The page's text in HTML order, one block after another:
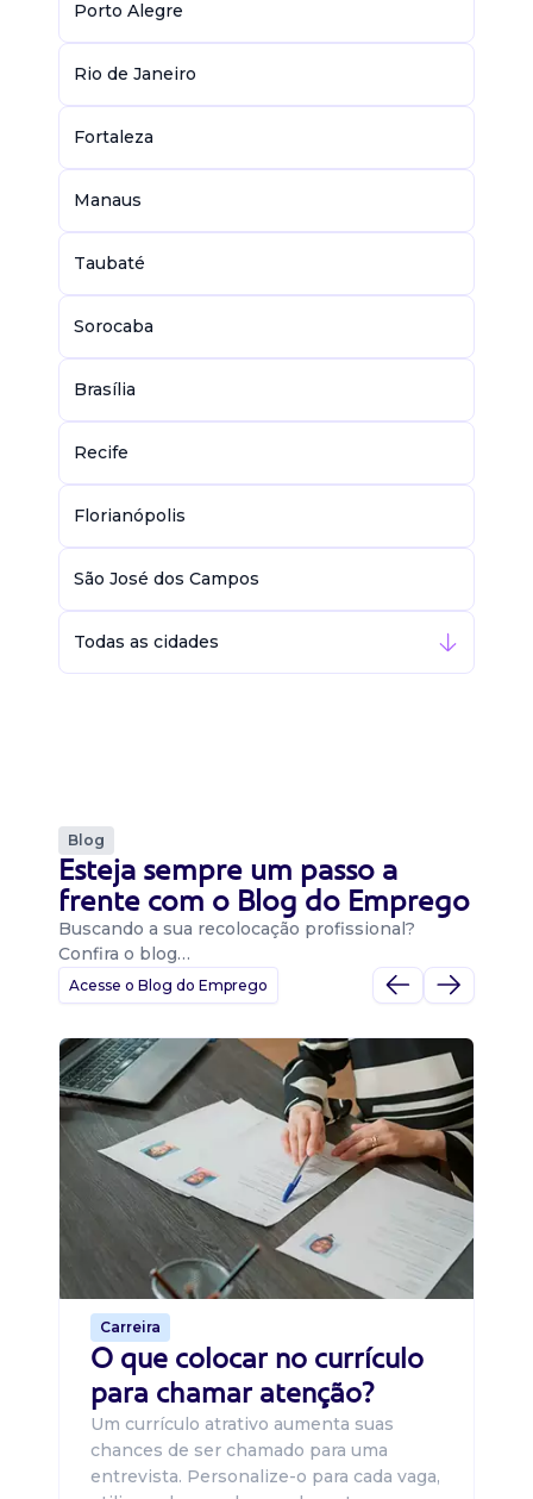
Porto Alegre
Rio de Janeiro
Fortaleza
Manaus
Taubaté
Sorocaba
Brasília
Recife
Florianópolis
São José dos Campos
Todas as cidades
Blog
Esteja sempre um passo a
frente com o Blog do Emprego
Buscando a sua recolocação profissional?
Confira o blog…
Acesse o Blog do Emprego
Carreira
O que colocar no currículo
para chamar atenção?
Um currículo atrativo aumenta suas
chances de ser chamado para uma
entrevista. Personalize-o para cada vaga,